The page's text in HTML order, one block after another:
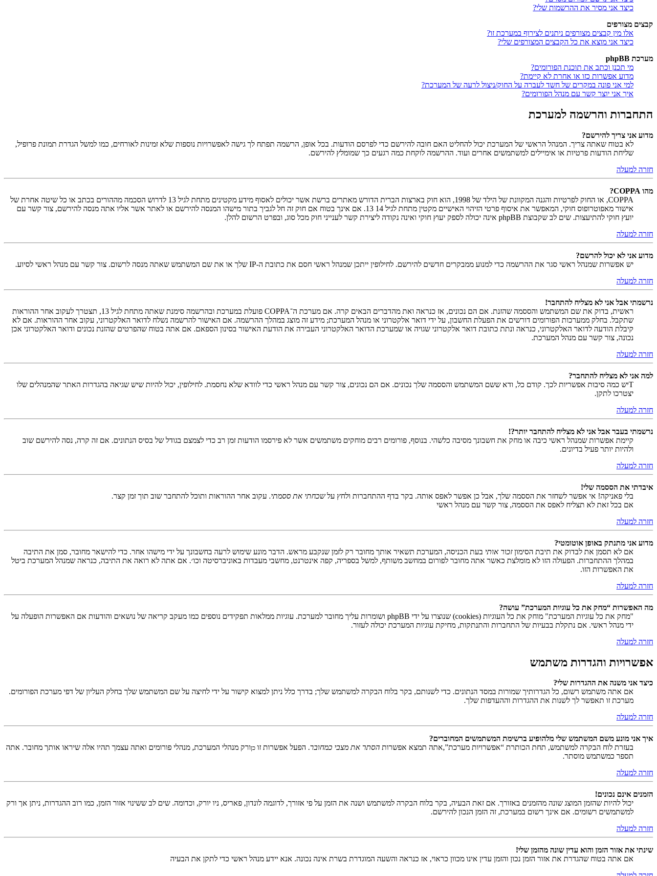
כיצד אני מסיר את ההרשמות שלי?
קבצים מצורפים
אלו מין קבצים מצורפים ניתנים לצירוף במערכת זו?
כיצד אני מוצא את כל הקבצים המצורפים שלי?
מערכת phpBB
מי תכנן וכתב את תוכנת הפורומים?
מדוע אפשרות כזו או אחרת לא קיימת?
למי אני פונה במקרים של חשד לעברה על החוק/ניצול לרעה של המערכת?
איך אני יוצר קשר עם מנהל הפורומים?
התחברות והרשמה למערכת
מדוע אני צריך להירשם?
לא בטוח שאתה צריך. המנהל הראשי של המערכת יכול להחליט האם חובה להירשם כדי לפרסם הודעות. בכל אופן, הרשמה תפתח לך גישה לאפשרויות נוספות שלא זמינות לאורחים, כמו למשל הגדרת תמונת פרופיל,
שליחת הודעות פרטיות או אימיילים למשתמשים אחרים ועוד. ההרשמה לוקחת כמה רגעים כך שמומלץ להירשם.
חזרה למעלה
מהו COPPA?
COPPA, או החוק לפרטיות והגנה המקוונת של הילד של 1998, הוא חוק בארצות הברית הדורש מאתרים ברשת אשר יכולים לאסוף מידע מקטינים מתחת לגיל 13 לדרוש הסכמה מההורים בכתב או כל שיטה אחרת של
אישור מאפוטרופוס חוקי, המאפשר את איסוף פרטי הזיהוי האישיים מקטין מתחת לגיל 14 13. אם אינך בטוח אם חוק זה חל לגביך בתור מישהו המנסה להירשם או לאתר אשר אליו אתה מנסה להירשם, צור קשר עם
יועץ חוקי להתיעצות. שים לב שקבוצת phpBB אינה יכולה לספק יעוץ חוקי ואינה נקודה ליצירת קשר לענייני חוק מכל סוג, ובפרט הרשום להלן.
חזרה למעלה
מדוע אני לא יכול להרשם?
יש אפשרות שמנהל ראשי סגר את ההרשמה כדי למנוע ממבקרים חדשים להירשם. לחילופין ייתכן שמנהל ראשי חסם את כתובת ה-IP שלך או את שם המשתמש שאתה מנסה לרשום. צור קשר עם מנהל ראשי לסיוע.
חזרה למעלה
נרשמתי אבל אני לא מצליח להתחבר!
ראשית, בדוק את שם המשתמש והססמה שהזנת. אם הם נכונים, אז כנראה ואת מהדברים הבאים קרה. אם מערכת ה־COPPA פועלת במערכת ובהרשמה סימנת שאתה מתחת לגיל 13, תצטרך לעקוב אחר ההוראות
שתקבל. בחלק ממערכות הפורומים דורשים את הפעלת החשבון, על ידי דואר אלקטרוני או מנהל המערכת; מידע זה מוצג במהלך ההרשמה. אם האישור להרשמה נשלח לדואר האלקטרוני, עקוב אחר ההוראות. אם לא
קיבלת הודעה לדואר האלקטרוני, כנראה ונתת כתובת דואר אלקטרוני שגויה או שמערכת הדואר האלקטרוני העבירה את הודעת האישור בסינון הספאם. אם אתה בטוח שהפרטים שהזנת נכונים ודואר האלקטרוני אכן
נכונה, צור קשר עם מנהל המערכת.
חזרה למעלה
למה אני לא מצליח להתחבר?
Tיש כמה סיבות אפשריות לכך. קודם כל, ודא ששם המשתמש והססמה שלך נכונים. אם הם נכונים, צור קשר עם מנהל ראשי כדי לוודא שלא נחסמת. לחילופין, יכול להיות שיש שגיאה בהגדרות האתר שהמנהלים שלו
יצטרכו לתקן.
חזרה למעלה
נרשמתי בעבר אבל אני לא מצליח להתחבר יותר?!
קיימת אפשרות שמנהל ראשי כיבה או מחק את חשבונך מסיבה כלשהי. בנוסף, פורומים רבים מוחקים משתמשים אשר לא פירסמו הודעות זמן רב כדי לצמצם בגודל של בסיס הנתונים. אם זה קרה, נסה להירשם שוב
ולהיות יותר פעיל בדיונים.
חזרה למעלה
איבדתי את הססמה שלי!
בלי פאניקה! אי אפשר לשחזר את הססמה שלך, אבל כן אפשר לאפס אותה. בקר בדף ההתחברות ולחץ עלשכחתי את ססמתי. עקוב אחר ההוראות ותוכל להתחבר שוב תוך זמן קצר.
אם בכל זאת לא תצליח לאפס את הססמה, צור קשר עם מנהל ראשי
חזרה למעלה
מדוע אני מתנתק באופן אוטומטי?
אם לא תסמן את לבדוק את תיבת הסימוןזכור אותי בעת הכניסה, המערכת תשאיר אותך מחובר רק לזמן שנקבע מראש. הדבר מונע שימוש לרעה בחשבונך על ידי מישהו אחר. כדי להישאר מחובר, סמן את התיבה
במהלך ההתחברות. הפעולה הזו לא מומלצת כאשר אתה מחובר לפורום במחשב משותף, למשל בספריה, קפה אינטרנט, מחשבי מעבדות באוניברסיטה וכו׳. אם אתה לא רואה את התיבה, כנראה שמנהל המערכת ביטל
את האפשרות הזו.
חזרה למעלה
מה האפשרות “מחק את כל עוגיות המערכת” עושה?
"מחק את כל עוגיות המערכת" מוחק את כל העוגיות (cookies) שנוצרו על ידי phpBB ושומרות עליך מחובר למערכת. עוגיות ממלאות תפקידים נוספים כמו מעקב קריאה של נושאים והודעות אם האפשרות הופעלה על
ידי מנהל ראשי. אם נתקלת בבעיות של התחברות והתנתקות, מחיקת עוגיות המערכת יכולה לעזור.
חזרה למעלה
אפשרויות והגדרות משתמש
כיצד אני משנה את ההגדרות שלי?
אם אתה משתמש רשום, כל הגדרותיך שמורות במסד הנתונים. כדי לשנותם, בקר בלוח הבקרה למשתמש שלך; בדרך כלל ניתן למצוא קישור על ידי לחיצה על שם המשתמש שלך בחלק העליון של דפי מערכת הפורומים.
מערכת זו תאפשר לך לשנות את ההגדרות וההעדפות שלך.
חזרה למעלה
איך אני מונע משם המשתמש שלי מלהופיע ברשימת המשתמשים המחוברים?
בעזרת לוח הבקרה למשתמש, תחת הכותרת “אפשרויות מערכת”,אתה תמצא אפשרות הסתר את מצבי כמחובר. הפעל אפשרות זו כןורק מנהלי המערכת, מנהלי פורומים ואתה עצמך תהיו אלה שיראו אותך מחובר. אתה
תספר כמשתמש מוסתר.
חזרה למעלה
הזמנים אינם נכונים!
יכול להיות שהזמן המוצג שונה מהזמנים באזורך. אם זאת הבעיה, בקר בלוח הבקרה למשתמש ושנה את הזמן על פי אזורך, לדוגמה לונדון, פאריס, ניו יורק, וכדומה. שים לב ששינוי אזור הזמן, כמו רוב ההגדרות, ניתן אך ורק
למשתמשים רשומים. אם אינך רשום במערכת, זה הזמן הנכון להירשם.
חזרה למעלה
שינתי את אזור הזמן והוא עדין שונה מהזמן שלי!
אם אתה בטוח שהגדרת את אזור הזמן נכון והזמן עדין אינו מכוון כראוי, אז כנראה והשעה המוגדרת בשרת אינה נכונה. אנא יידע מנהל ראשי כדי לתקן את הבעיה